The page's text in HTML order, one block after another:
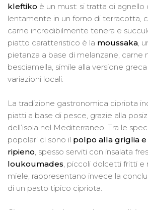
kleftiko è un must: si tratta di
lentamente in un forno di terracotta,
carne incredibilmente tenera e
piatto caratteristico è la moussaka,
pietanza a base di melanzane, carne
besciamella, simile alla versione
variazioni locali.
La tradizione gastronomica cipriota
piatti a base di pesce, grazie alla
dell’isola nel Mediterraneo. Tra le
popolari ci sono il polpo alla griglia
ripieno, spesso serviti con insalata
loukoumades, piccoli dolcetti fritti e
miele, rappresentano invece la
di un pasto tipico cipriota.